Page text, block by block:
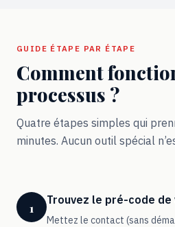
GUIDE ÉTAPE PAR ÉTAPE
Comment
processus ?
Quatre étapes simples qui
minutes. Aucun outil spécial
1 Trouvez le pré-code
Mettez le contact (sans